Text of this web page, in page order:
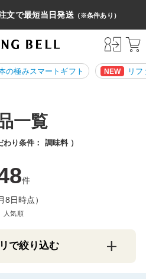
文で最短当日発送（※条件あり）
の極みスマートギフト NEW リ
一覧
わり条件： 調味料）
件
8日時点）
人気順
で絞り込む